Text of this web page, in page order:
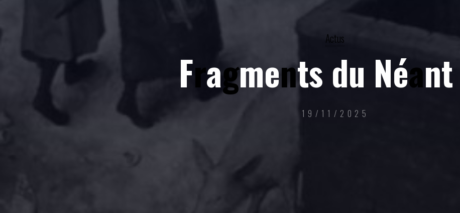
Actus
Fragments du Néant
19/11/2025